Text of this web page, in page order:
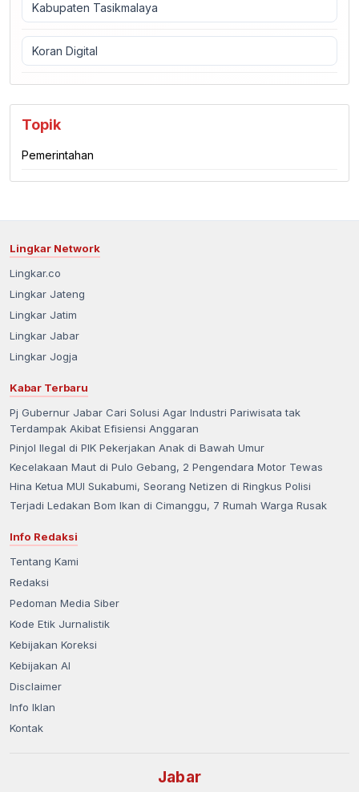
Kabupaten Tasikmalaya
Koran Digital
Topik
Pemerintahan
Lingkar Network
Lingkar.co
Lingkar Jateng
Lingkar Jatim
Lingkar Jabar
Lingkar Jogja
Kabar Terbaru
Pj Gubernur Jabar Cari Solusi Agar Industri Pariwisata tak
Terdampak Akibat Efisiensi Anggaran
Pinjol Ilegal di PIK Pekerjakan Anak di Bawah Umur
Kecelakaan Maut di Pulo Gebang, 2 Pengendara Motor Tewas
Hina Ketua MUI Sukabumi, Seorang Netizen di Ringkus Polisi
Terjadi Ledakan Bom Ikan di Cimanggu, 7 Rumah Warga Rusak
Info Redaksi
Tentang Kami
Redaksi
Pedoman Media Siber
Kode Etik Jurnalistik
Kebijakan Koreksi
Kebijakan AI
Disclaimer
Info Iklan
Kontak
Jabar